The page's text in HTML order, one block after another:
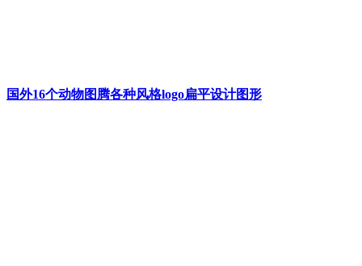
国外16个动物图腾各种风格logo扁平设计图形